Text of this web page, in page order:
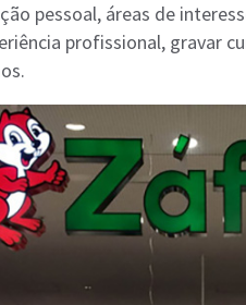
pessoal, áreas de
profissional, gravar